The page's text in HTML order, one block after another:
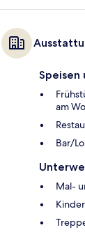
Speisen
am
Bar/
Mal-